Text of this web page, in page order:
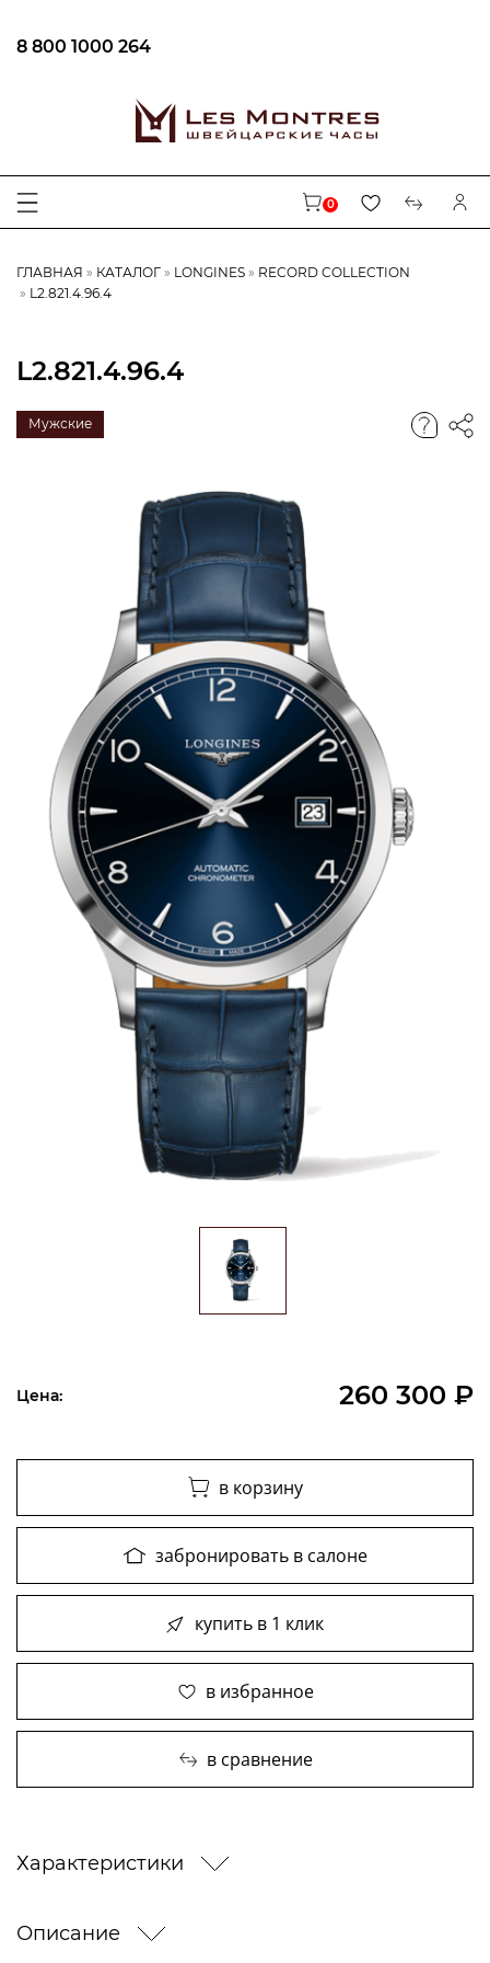
8 800 1000 264
0
ГЛАВНАЯ КАТАЛОГ LONGINES
RECORD COLLECTION
L2.821.4.96.4
L2.821.4.96.4
Мужские
Цена: 260 300 ₽
в корзину
забронировать в салоне
купить в 1 клик
в избранное
в сравнение
Характеристики
Описание